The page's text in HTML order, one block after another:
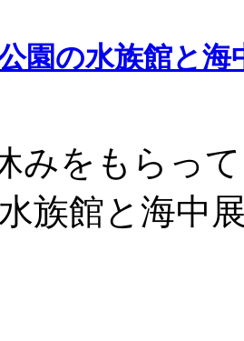
園の水族館と
みをもらっ
族館と海中